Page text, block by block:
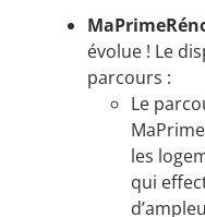
évolue ! Le
parcours :
Le
les
qui